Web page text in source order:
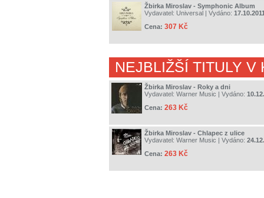
Žbirka Miroslav - Symphonic Album
Vydavatel: Universal | Vydáno:
Cena: 307 Kč
NEJBLIŽŠÍ TITULY V
Žbirka Miroslav - Roky a dni
Vydavatel: Warner Music | Vydáno:
Cena: 263 Kč
Žbirka Miroslav - Chlapec z ulice
Vydavatel: Warner Music | Vydáno:
Cena: 263 Kč